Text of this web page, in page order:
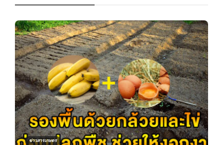
ข่าวสารเกษตร